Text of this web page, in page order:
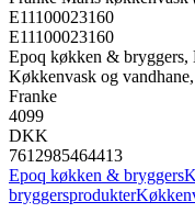
E11100023160
E11100023160
Epoq køkken & bryggers,
Køkkenvask og
Franke
4099
DKK
7612985464413
Epoq køkken & bryggers
bryggersprodukter